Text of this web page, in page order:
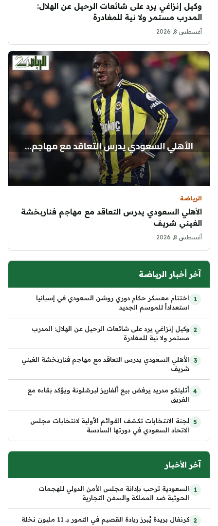
وكيل إنزاغي يرد على شائعات الرحيل عن الهلال:
المدرب مستمر ولا نية للمغادرة
أغسطس 8, 2026
الرياضة
الأهلي السعودي يدرس التعاقد مع مهاجم فناربخشة
الغيني شريف
أغسطس 8, 2026
آخر أخبار الرياضة
اختتام معسكر حكام دوري روشن السعودي في إسبانيا
استعداداً للموسم الجديد
وكيل إنزاغي يرد على شائعات الرحيل عن الهلال: المدرب
مستمر ولا نية للمغادرة
الأهلي السعودي يدرس التعاقد مع مهاجم فناربخشة الغيني
شريف
أتليتكو مدريد يرفض بيع ألفاريز لبرشلونة ويؤكد بقاءه مع
الفريق
لجنة الانتخابات تكشف القوائم الأولية لانتخابات مجلس
الاتحاد السعودي في دورتها السادسة
آخر الأخبار
السعودية ترحب بإدانة مجلس الأمن الدولي للهجمات
الحوثية ضد المملكة والسفن التجارية
كرنفال بريدة يُبرز ريادة القصيم في التمور بـ 11 مليون نخلة